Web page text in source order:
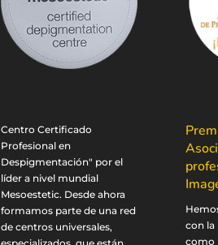
Centro Certificado
Profesional en
Despigmentación" por el
líder a nivel mundial
Mesoestetic. Desde ahora
formamos parte de una red
de centros universales,
con la
como